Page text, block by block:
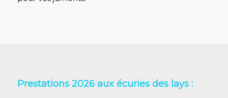
Prestations 2026 aux écuries des lays :